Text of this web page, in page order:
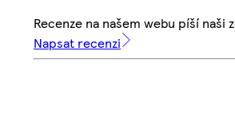
Recenze na našem webu píší
Napsat recenzi